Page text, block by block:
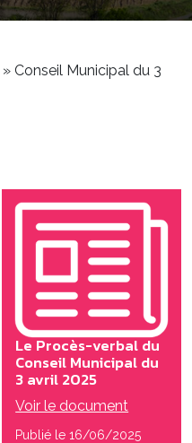
» Conseil Municipal du 3
Le Procès-verbal du
Conseil Municipal du
3 avril 2025
Voir le document
Publié le 16/06/2025